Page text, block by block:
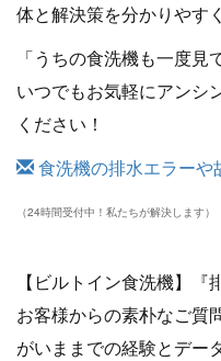
体と解決策を分かりやす
「うちの食洗機も一度見
いつでもお気軽にアンシ
ください！
食洗機の排水エラーや
（24時間受付中！私たちが解決します）
【ビルトイン食洗機】
お客様からの素朴なご
がいままでの経験とデー